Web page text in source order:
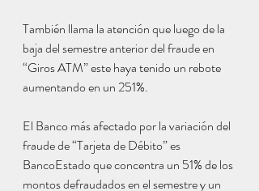
También llama la atención que luego de la
baja del semestre anterior del fraude en
“Giros ATM” este haya tenido un rebote
aumentando en un 251%.
El Banco más afectado por la variación del
fraude de “Tarjeta de Débito” es
BancoEstado que concentra un 51% de los
montos defraudados en el semestre y un